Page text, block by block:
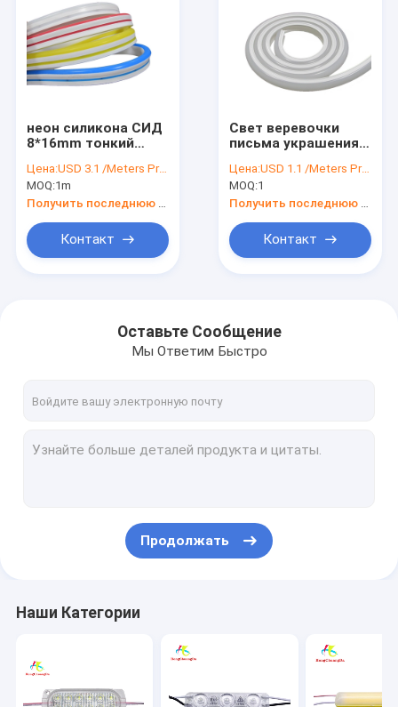
Дом
неон силикона СИД
8*16mm тонкий
веревочки СИД
неонового силикона
DC12V неоновый
Цена:USD 3.1 /Meters Price negotiable
MOQ:1m
Контакт
Свет веревочки
письма украшения
Цена:USD 1.1 /Meters Price negotiable
MOQ:1
Контакт
Оставьте Сообщение
Мы Ответим Быстро
Продолжать
Наши Категории